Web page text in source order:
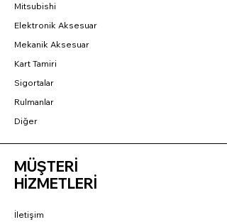
Mitsubishi
Elektronik Aksesuar
Mekanik Aksesuar
Kart Tamiri
Sigortalar
Rulmanlar
Diğer
MÜŞTERİ
HİZMETLERİ
İletişim